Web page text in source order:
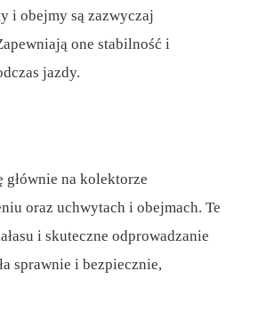
i obejmy są zazwyczaj
one stabilność i
jazdy.
głównie na kolektorze
oraz uchwytach i obejmach. Te
i skuteczne odprowadzanie
sprawnie i bezpiecznie,